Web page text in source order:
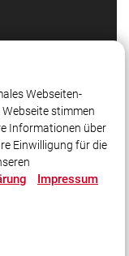
Sie sich
Webseiten-
stimmen
Informationen über
Einwilligung für die
Impressum